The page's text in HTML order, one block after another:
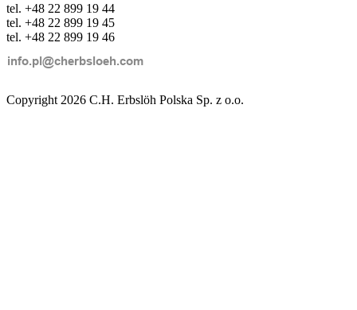
tel. +48 22 899 19 44
tel. +48 22 899 19 45
tel. +48 22 899 19 46
Copyright 2026 C.H. Erbslöh Polska Sp. z o.o.